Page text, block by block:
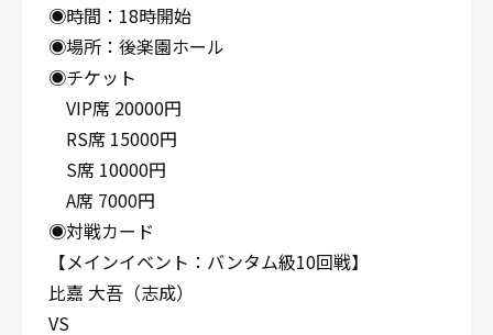
◉時間：18時開始
◉場所：後楽園ホール
◉チケット
VIP席 20000円
RS席 15000円
S席 10000円
A席 7000円
◉対戦カード
【メインイベント：バンタム級10回戦】
比嘉 大吾（志成）
VS